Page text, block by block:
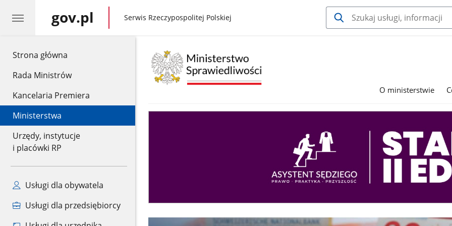
Strona główna
Rada Ministrów
Kancelaria Premiera
Ministerstwa
Urzędy, instytucje
i placówki RP
Usługi dla obywatela
Usługi dla przedsiębiorcy
gov.pl gov.pl
Serwis Rzeczypospolitej Polskiej
O ministerstwie